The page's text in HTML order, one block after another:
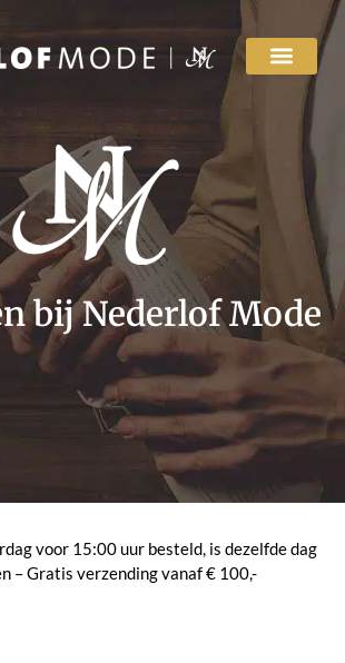
bij Nederlof Mode
voor 15:00 uur besteld, is dezelfde dag
– Gratis verzending vanaf € 100,-